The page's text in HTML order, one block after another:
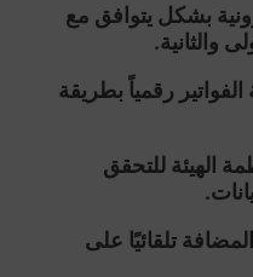
بشكل يتوافق مع
والثانية.
رقمياً بطريقة
الهيئة للتحقق
تلقائيًا على